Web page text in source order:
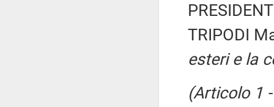
TRIPODI
esteri e la
(Articolo 1